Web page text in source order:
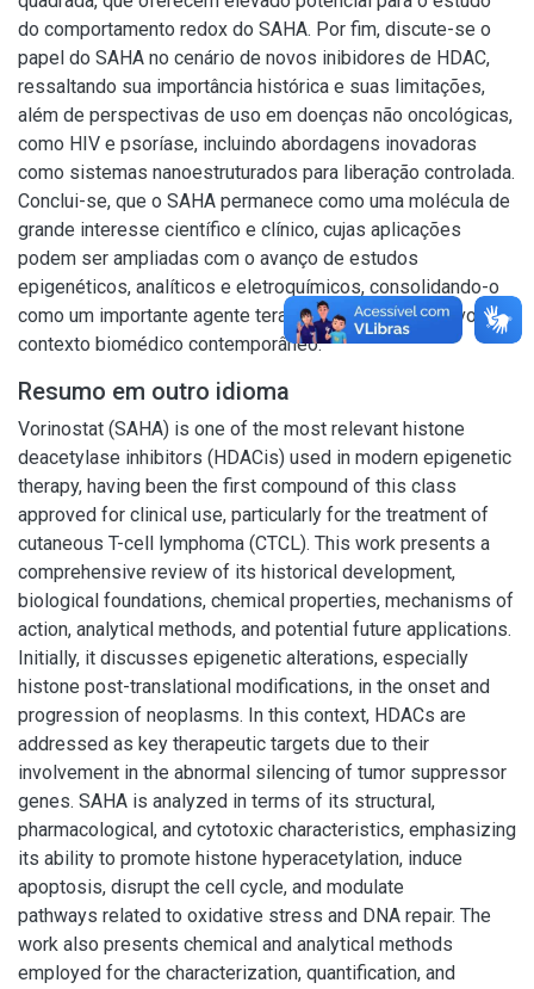
do comportamento redox do SAHA. Por fim, discute-se o
papel do SAHA no cenário de novos inibidores de HDAC,
ressaltando sua importância histórica e suas limitações,
além de perspectivas de uso em doenças não oncológicas,
como HIV e psoríase, incluindo abordagens inovadoras
como sistemas nanoestruturados para liberação controlada.
Conclui-se, que o SAHA permanece como uma molécula de
grande interesse científico e clínico, cujas aplicações
podem ser ampliadas com o avanço de estudos
epigenéticos, analíticos e eletroquímicos, consolidando-o
como um importante agente terapêutico e investigativo no
contexto biomédico contemporâneo.
Resumo em outro idioma
Vorinostat (SAHA) is one of the most relevant histone
deacetylase inhibitors (HDACis) used in modern epigenetic
therapy, having been the first compound of this class
approved for clinical use, particularly for the treatment of
cutaneous T-cell lymphoma (CTCL). This work presents a
comprehensive review of its historical development,
biological foundations, chemical properties, mechanisms of
action, analytical methods, and potential future applications.
Initially, it discusses epigenetic alterations, especially
histone post-translational modifications, in the onset and
progression of neoplasms. In this context, HDACs are
addressed as key therapeutic targets due to their
involvement in the abnormal silencing of tumor suppressor
genes. SAHA is analyzed in terms of its structural,
pharmacological, and cytotoxic characteristics, emphasizing
its ability to promote histone hyperacetylation, induce
apoptosis, disrupt the cell cycle, and modulate
pathways related to oxidative stress and DNA repair. The
work also presents chemical and analytical methods
employed for the characterization, quantification, and